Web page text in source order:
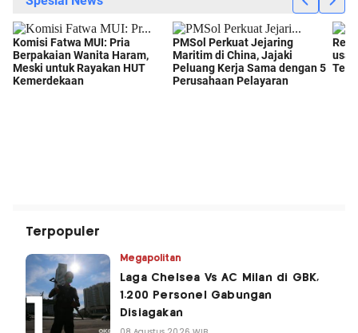
Terpopuler
Megapolitan
Laga Chelsea Vs AC Milan di GBK,
1.200 Personel Gabungan
Disiagakan